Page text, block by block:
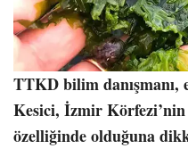
TTKD bilim
Kesici, İzmir Körfezi’nin
özelliğinde olduğuna